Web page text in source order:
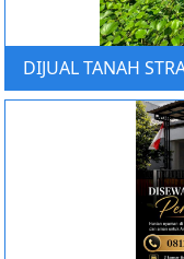
DIJUAL TANAH